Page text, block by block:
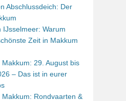
Abschlussdeich: Der
IJsselmeer: Warum
Zeit in Makkum
29. August bis
– Das ist in eurer
Rondvaarten &